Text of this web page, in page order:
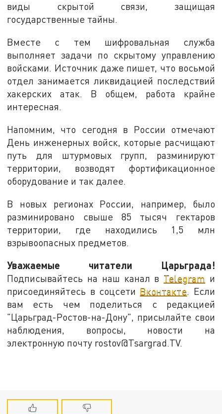
виды скрытой связи, защищая
государственные тайны.
Вместе с тем шифровальная служба
выполняет задачи по скрытому управлению
войсками. Источник даже пишет, что восьмой
отдел занимается ликвидацией последствий
хакерских атак. В общем, работа крайне
интересная.
Напомним, что сегодня в России отмечают
День инженерных войск, которые расчищают
путь для штурмовых групп, разминируют
территории, возводят фортификационное
оборудование и так далее.
В новых регионах России, например, было
разминировано свыше 85 тысяч гектаров
территории, где находились 1,5 млн
взрывоопасных предметов.
Уважаемые читатели Царьграда!
Подписывайтесь на наш канал в Telegram и
присоединяйтесь в соцсети Вконтакте. Если
вам есть чем поделиться с редакцией
"Царьград-Ростов-на-Дону", присылайте свои
наблюдения, вопросы, новости на
электронную почту rostov@Tsargrad.ТV.